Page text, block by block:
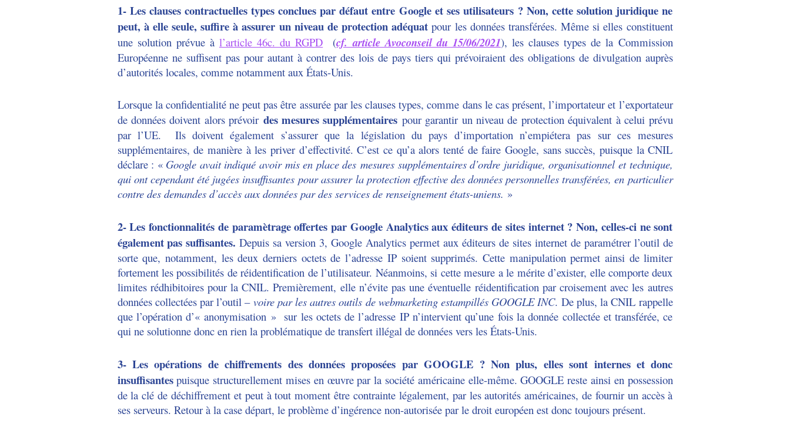
1- Les clauses contractuelles types conclues par défaut entre Google et ses utilisateurs ? Non, cette solution juridique ne
peut, à elle seule, suffire à assurer un niveau de protection adéquatpour les données transférées. Même si elles constituent
une solution prévue à l’article 46c. du RGPD (cf. article Avoconseil du 15/06/2021), les clauses types de la Commission
Européenne ne suffisent pas pour autant à contrer des lois de pays tiers qui prévoiraient des obligations de divulgation auprès
d’autorités locales, comme notamment aux États-Unis.
Lorsque la confidentialité ne peut pas être assurée par les clauses types, comme dans le cas présent, l’importateur et l’exportateur
de données doivent alors prévoir des mesures supplémentaires pour garantir un niveau de protection équivalent à celui prévu
par l’UE. Ils doivent également s’assurer que la législation du pays d’importation n’empiétera pas sur ces mesures
supplémentaires, de manière à les priver d’effectivité. C’est ce qu’a alors tenté de faire Google, sans succès, puisque la CNIL
déclare : « Google avait indiqué avoir mis en place des mesures supplémentaires d’ordre juridique, organisationnel et technique,
qui ont cependant été jugées insuffisantes pour assurer la protection effective des données personnelles transférées, en particulier
contre des demandes d’accès aux données par des services de renseignement états-uniens. »
2- Les fonctionnalités de paramètrage offertes par Google Analytics aux éditeurs de sites internet ? Non, celles-ci ne sont
également pas suffisantes. Depuis sa version 3, Google Analytics permet aux éditeurs de sites internet de paramétrer l’outil de
sorte que, notamment, les deux derniers octets de l’adresse IP soient supprimés. Cette manipulation permet ainsi de limiter
fortement les possibilités de réidentification de l’utilisateur. Néanmoins, si cette mesure a le mérite d’exister, elle comporte deux
limites rédhibitoires pour la CNIL. Premièrement, elle n’évite pas une éventuelle réidentification par croisement avec les autres
données collectées par l’outil – voire par les autres outils de webmarketing estampillés GOOGLE INC. De plus, la CNIL rappelle
que l’opération d’« anonymisation » sur les octets de l’adresse IP n’intervient qu’une fois la donnée collectée et transférée, ce
qui ne solutionne donc en rien la problématique de transfert illégal de données vers les États-Unis.
3- Les opérations de chiffrements des données proposées par GOOGLE ? Non plus, elles sont internes et donc
insuffisantespuisque structurellement mises en œuvre par la société américaine elle-même. GOOGLE reste ainsi en possession
de la clé de déchiffrement et peut à tout moment être contrainte légalement, par les autorités américaines, de fournir un accès à
ses serveurs. Retour à la case départ, le problème d’ingérence non-autorisée par le droit européen est donc toujours présent.